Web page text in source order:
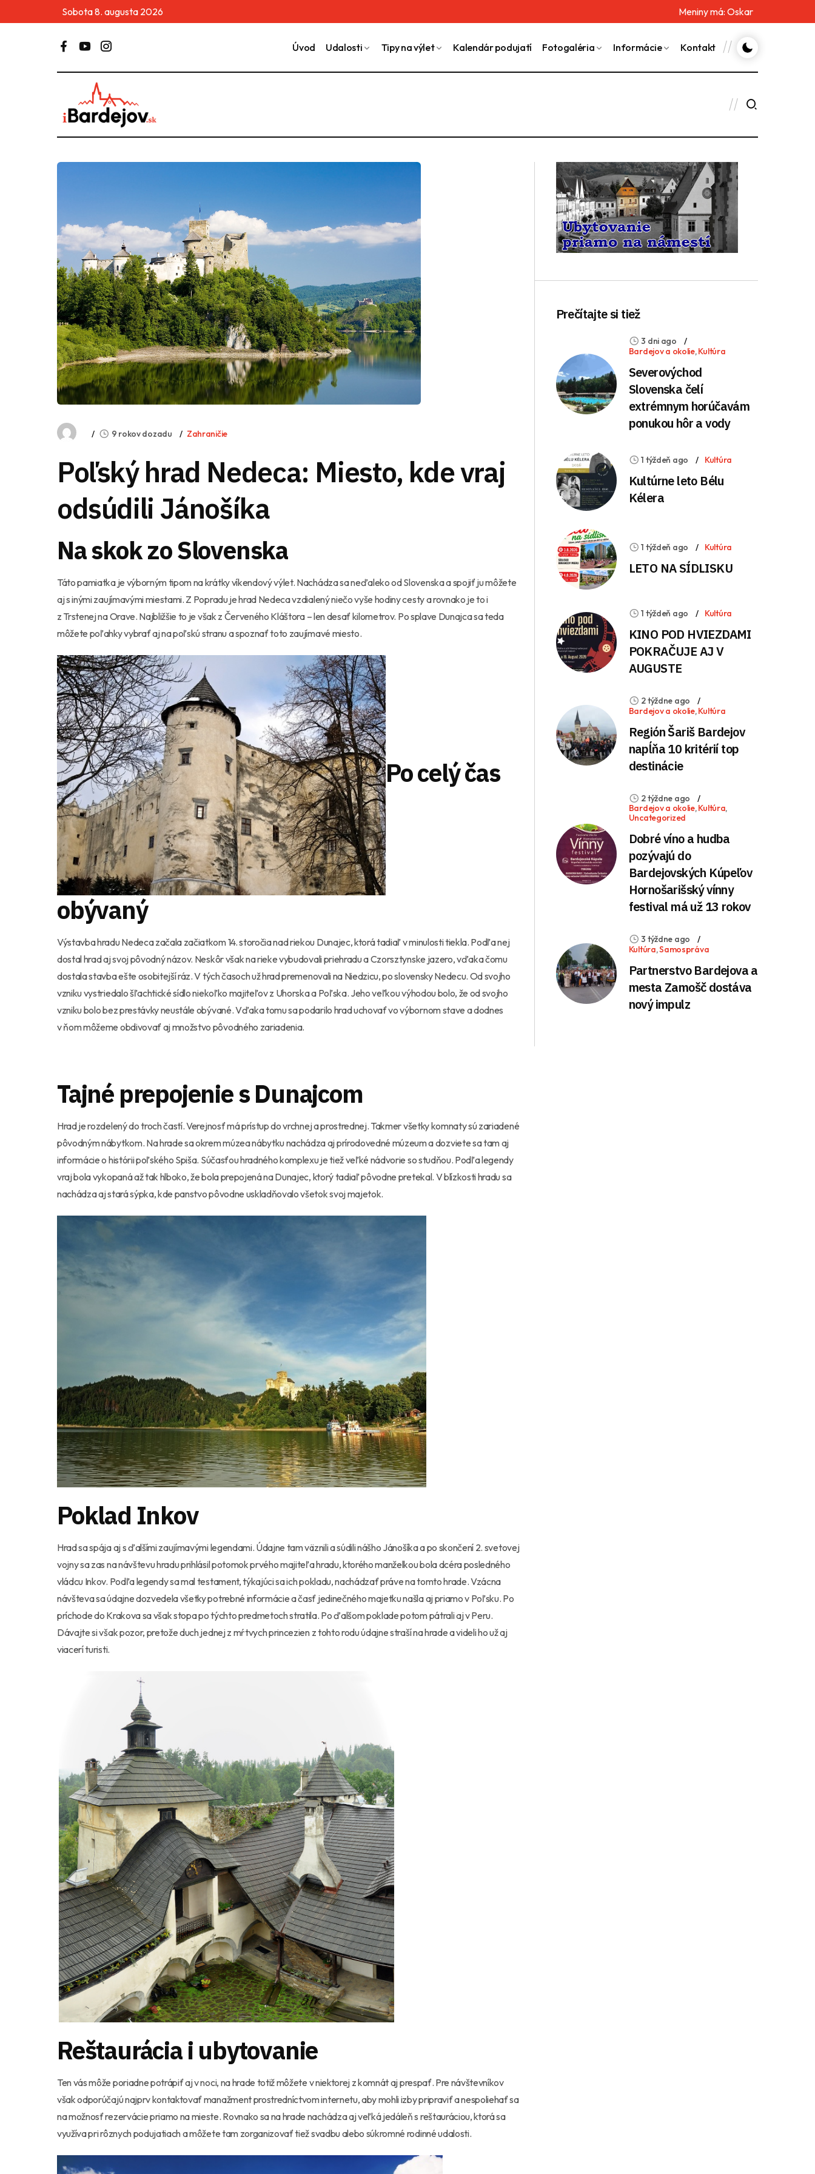
Sobota 8. augusta 2026 Meniny má: Oskar
Úvod Udalosti Tipy na výlet Kalendár podujatí Fotogaléria Informácie Kontakt
9 rokov dozadu Zahraničie
Poľský hrad Nedeca: Miesto, kde vraj
odsúdili Jánošíka
Na skok zo Slovenska
Táto pamiatka je výborným tipom na krátky víkendový výlet. Nachádza sa neďaleko od Slovenska a spojiť ju môžete
aj s inými zaujímavými miestami. Z Popradu je hrad Nedeca vzdialený niečo vyše hodiny cesty a rovnako je to i
z Trstenej na Orave. Najbližšie to je však z Červeného Kláštora – len desať kilometrov. Po splave Dunajca sa teda
môžete poľahky vybrať aj na poľskú stranu a spoznať toto zaujímavé miesto.
Po celý čas
obývaný
Výstavba hradu Nedeca začala začiatkom 14. storočia nad riekou Dunajec, ktorá tadiaľ v minulosti tiekla. Podľa nej
dostal hrad aj svoj pôvodný názov. Neskôr však na rieke vybudovali priehradu a Czorsztynske jazero, vďaka čomu
dostala stavba ešte osobitejší ráz. V tých časoch už hrad premenovali na Niedzicu, po slovensky Nedecu. Od svojho
vzniku vystriedalo šľachtické sídlo niekoľko majiteľov z Uhorska a Poľska. Jeho veľkou výhodou bolo, že od svojho
vzniku bolo bez prestávky neustále obývané. Vďaka tomu sa podarilo hrad uchovať vo výbornom stave a dodnes
v ňom môžeme obdivovať aj množstvo pôvodného zariadenia.
Tajné prepojenie s Dunajcom
Hrad je rozdelený do troch častí. Verejnosť má prístup do vrchnej a prostrednej. Takmer všetky komnaty sú zariadené
pôvodným nábytkom. Na hrade sa okrem múzea nábytku nachádza aj prírodovedné múzeum a dozviete sa tam aj
informácie o histórii poľského Spiša. Súčasťou hradného komplexu je tiež veľké nádvorie so studňou. Podľa legendy
vraj bola vykopaná až tak hlboko, že bola prepojená na Dunajec, ktorý tadiaľ pôvodne pretekal. V blízkosti hradu sa
nachádza aj stará sýpka, kde panstvo pôvodne uskladňovalo všetok svoj majetok.
Poklad Inkov
Hrad sa spája aj s ďalšími zaujímavými legendami. Údajne tam väznili a súdili nášho Jánošíka a po skončení 2. svetovej
vojny sa zas na návštevu hradu prihlásil potomok prvého majiteľa hradu, ktorého manželkou bola dcéra posledného
vládcu Inkov. Podľa legendy sa mal testament, týkajúci sa ich pokladu, nachádzať práve na tomto hrade. Vzácna
návšteva sa údajne dozvedela všetky potrebné informácie a časť jedinečného majetku našla aj priamo v Poľsku. Po
príchode do Krakova sa však stopa po týchto predmetoch stratila. Po ďalšom poklade potom pátrali aj v Peru.
Dávajte si však pozor, pretože duch jednej z mŕtvych princezien z tohto rodu údajne straší na hrade a videli ho už aj
viacerí turisti.
Reštaurácia i ubytovanie
Ten vás môže poriadne potrápiť aj v noci, na hrade totiž môžete v niektorej z komnát aj prespať. Pre návštevníkov
však odporúčajú najprv kontaktovať manažment prostredníctvom internetu, aby mohli izby pripraviť a nespoliehať sa
na možnosť rezervácie priamo na mieste. Rovnako sa na hrade nachádza aj veľká jedáleň s reštauráciou, ktorá sa
využíva pri rôznych podujatiach a môžete tam zorganizovať tiež svadbu alebo súkromné rodinné udalosti.
Prečítajte si tiež
3 dni ago
Bardejov a okolie,Kultúra
Severovýchod
Slovenska čelí
extrémnym horúčavám
ponukou hôr a vody
1 týždeň ago Kultúra
Kultúrne leto Bélu
Kélera
1 týždeň ago Kultúra
LETO NA SÍDLISKU
1 týždeň ago Kultúra
KINO POD HVIEZDAMI
POKRAČUJE AJ V
AUGUSTE
2 týždne ago
Bardejov a okolie,Kultúra
Región Šariš Bardejov
napĺňa 10 kritérií top
destinácie
2 týždne ago
Bardejov a okolie,Kultúra,
Uncategorized
Dobré víno a hudba
pozývajú do
Bardejovských Kúpeľov
Hornošarišský vínny
festival má už 13 rokov
3 týždne ago
Kultúra,Samospráva
Partnerstvo Bardejova a
mesta Zamošč dostáva
nový impulz